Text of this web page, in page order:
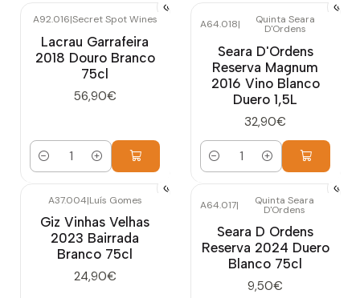
A92.016|Secret Spot Wines
Lacrau Garrafeira
2018 Douro Branco
75cl
56,90€
Cantidad
A64.018| Quinta Seara
D'Ordens
Seara D'Ordens
Reserva Magnum
2016 Vino Blanco
Duero 1,5L
32,90€
Cantidad
A37.004|Luís Gomes
Giz Vinhas Velhas
2023 Bairrada
Branco 75cl
24,90€
A64.017| Quinta Seara
D'Ordens
Seara D Ordens
Reserva 2024 Duero
Blanco 75cl
9,50€